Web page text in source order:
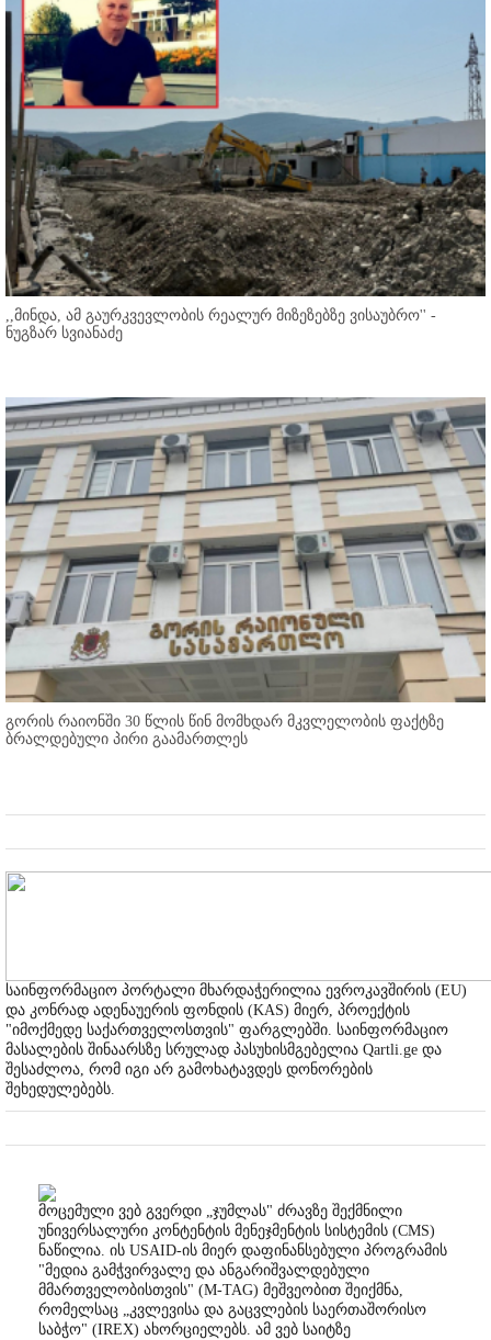
,,მინდა, ამ გაურკვევლობის რეალურ მიზეზებზე ვისაუბრო'' -
ნუგზარ სვიანაძე
გორის რაიონში 30 წლის წინ მომხდარ მკვლელობის ფაქტზე
ბრალდებული პირი გაამართლეს
საინფორმაციო პორტალი მხარდაჭერილია ევროკავშირის (EU)
და კონრად ადენაუერის ფონდის (KAS) მიერ, პროექტის
"იმოქმედე საქართველოსთვის" ფარგლებში. საინფორმაციო
მასალების შინაარსზე სრულად პასუხისმგებელია Qartli.ge და
შესაძლოა, რომ იგი არ გამოხატავდეს დონორების
შეხედულებებს.
მოცემული ვებ გვერდი „ჯუმლას" ძრავზე შექმნილი
უნივერსალური კონტენტის მენეჯმენტის სისტემის (CMS)
ნაწილია. ის USAID-ის მიერ დაფინანსებული პროგრამის
"მედია გამჭვირვალე და ანგარიშვალდებული
მმართველობისთვის" (M-TAG) მეშვეობით შეიქმნა,
რომელსაც „კვლევისა და გაცვლების საერთაშორისო
საბჭო" (IREX) ახორციელებს. ამ ვებ საიტზე